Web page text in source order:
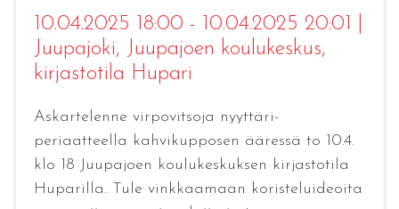
10.04.2025 18:00 - 10.04.2025 20:01
Juupajoki, Juupajoen koulukeskus,
kirjastotila Hupari
Askartelenne virpovitsoja nyyttäri-
periaatteella kahvikupposen ääressä to 10.4.
klo 18 Juupajoen koulukeskuksen kirjastotila
Huparilla. Tule vinkkaamaan koristeluideoita